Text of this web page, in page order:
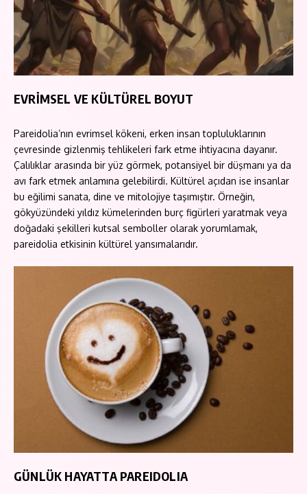
EVRİMSEL VE KÜLTÜREL BOYUT
Pareidolia’nın evrimsel kökeni, erken insan topluluklarının
çevresinde gizlenmiş tehlikeleri fark etme ihtiyacına dayanır.
Çalılıklar arasında bir yüz görmek, potansiyel bir düşmanı ya da
avı fark etmek anlamına gelebilirdi. Kültürel açıdan ise insanlar
bu eğilimi sanata, dine ve mitolojiye taşımıştır. Örneğin,
gökyüzündeki yıldız kümelerinden burç figürleri yaratmak veya
doğadaki şekilleri kutsal semboller olarak yorumlamak,
pareidolia etkisinin kültürel yansımalarıdır.
GÜNLÜK HAYATTA PAREIDOLIA